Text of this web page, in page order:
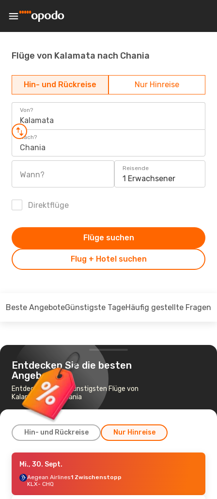
Flüge von Kalamata nach Chania
Hin- und Rückreise Nur Hinreise
Von?
Kalamata
Nach?
Chania
Wann?
Reisende
1 Erwachsener
Direktflüge
Flug + Hotel suchen
Flüge suchen
Beste AngeboteGünstigste TageHäufig gestellte Fragen
Entdecken Sie die besten
Angebote
Entdecken Sie die günstigsten Flüge von
Kalamata nach Chania
Hin- und Rückreise Nur Hinreise
So., 23. Aug.- Mi., 26. Aug.
Aegean Airlines1 Zwischenstopp
KLX- CHQ
2 Zwischenstopps
Mi., 30. Sept.
Aegean Airlines1 Zwischenstopp
KLX- CHQ